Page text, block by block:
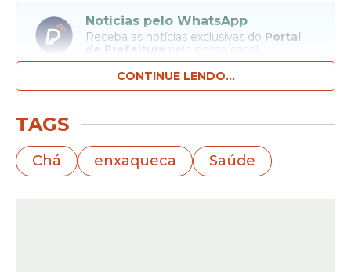
Notícias pelo WhatsApp
Receba as notícias exclusivas do Portal
de Prefeitura
pelo nosso canal.
Entrar no canal
1. Chá de Gengibre
O gengibre combate inflamações e reduz
CONTINUE LENDO...
TAGS
Chá enxaqueca Saúde